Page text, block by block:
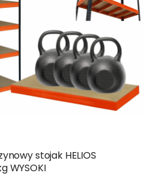
stojak HELIOS
WYSOKI